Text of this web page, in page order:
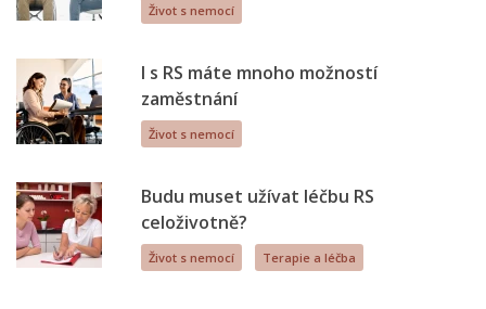
Život s nemocí
I s RS máte mnoho možností
zaměstnání
Život s nemocí
Budu muset užívat léčbu RS
celoživotně?
Život s nemocí Terapie a léčba